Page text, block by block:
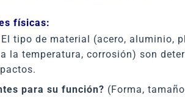
físicas:
El tipo de material (acero, aluminio,
la temperatura, corrosión) son
para su función? (Forma,